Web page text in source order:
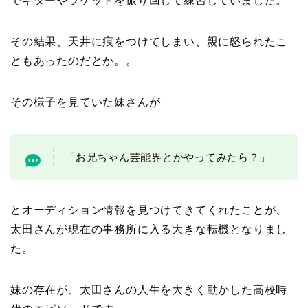
その結果、天井に痕をつけてしまい、親に怒られたこ
ともあったのだとか。。
その様子を見ていた妹さんが
「お兄ちゃん芸能界とかやってみたら？」
とオーディション情報を見つけてきてくれたことが、
太田さんが現在の事務所に入る大きな転機となりまし
た。
妹の存在が、太田さんの人生を大きく動かした高校時